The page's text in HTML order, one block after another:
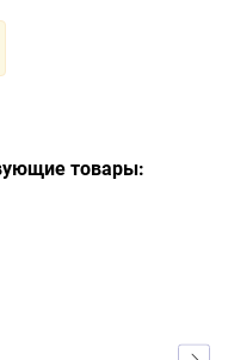
товары: